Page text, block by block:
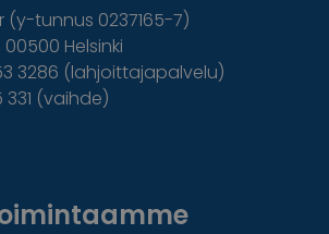
(y-tunnus 0237165-7)
Helsinki
3286 (lahjoittajapalvelu)
331 (vaihde)